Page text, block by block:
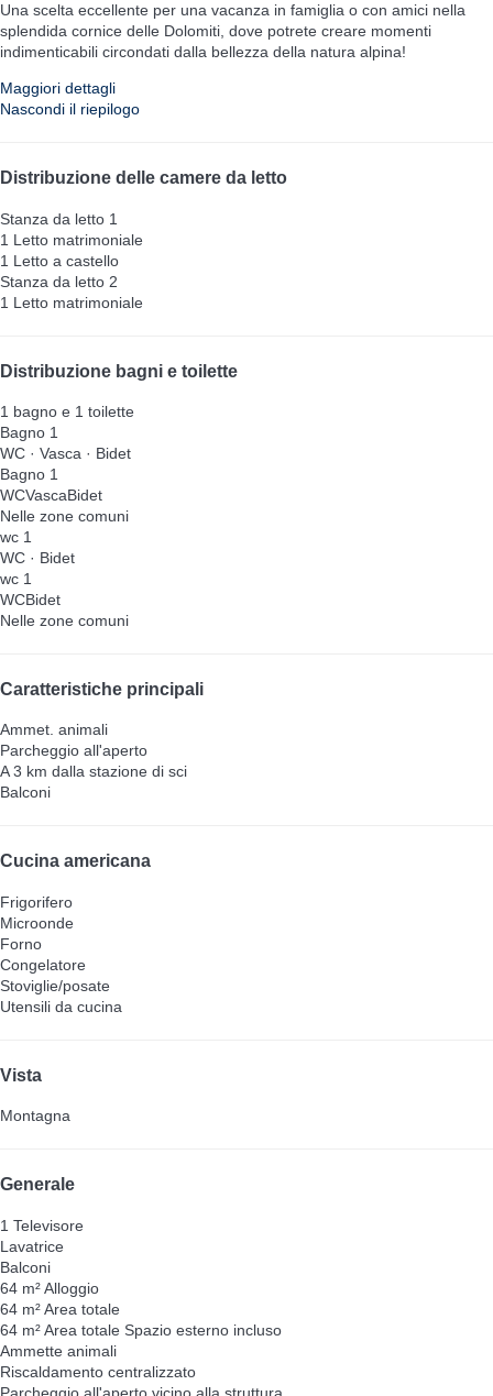
Una scelta eccellente per una vacanza in famiglia o con amici nella
splendida cornice delle Dolomiti, dove potrete creare momenti
indimenticabili circondati dalla bellezza della natura alpina!
Maggiori dettagli
Nascondi il riepilogo
Distribuzione delle camere da letto
Stanza da letto 1
1 Letto matrimoniale
1 Letto a castello
Stanza da letto 2
1 Letto matrimoniale
Distribuzione bagni e toilette
1 bagno e 1 toilette
Bagno 1
WC · Vasca · Bidet
Bagno 1
WCVascaBidet
Nelle zone comuni
wc 1
WC · Bidet
wc 1
WCBidet
Nelle zone comuni
Caratteristiche principali
Ammet. animali
Parcheggio all'aperto
A 3 km dalla stazione di sci
Balconi
Cucina americana
Frigorifero
Microonde
Forno
Congelatore
Stoviglie/posate
Utensili da cucina
Vista
Montagna
Generale
1 Televisore
Lavatrice
Balconi
64 m² Alloggio
64 m² Area totale
64 m² Area totale Spazio esterno incluso
Ammette animali
Riscaldamento centralizzato
Parcheggio all'aperto vicino alla struttura